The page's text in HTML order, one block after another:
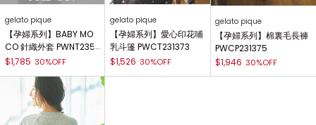
gelato pique
【孕婦系列】BABY MO
CO 針織外套 PWNT235
064
$1,785 30%OFF
gelato pique
【孕婦系列】愛心印花哺
乳斗篷 PWCT231373
$1,526 30%OFF
gelato pique
【孕婦系列】棉裏毛長褲
PWCP231375
$1,946 30%OFF